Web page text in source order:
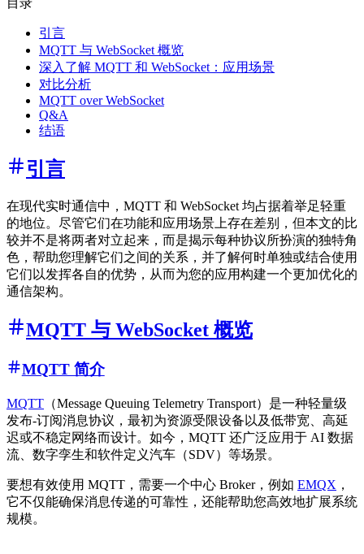
目录
引言
MQTT 与 WebSocket 概览
深入了解 MQTT 和 WebSocket：应用场景
对比分析
MQTT over WebSocket
Q&A
结语
引言
在现代实时通信中，MQTT 和 WebSocket 均占据着举足轻重
的地位。尽管它们在功能和应用场景上存在差别，但本文的比
较并不是将两者对立起来，而是揭示每种协议所扮演的独特角
色，帮助您理解它们之间的关系，并了解何时单独或结合使用
它们以发挥各自的优势，从而为您的应用构建一个更加优化的
通信架构。
MQTT 与 WebSocket 概览
MQTT 简介
MQTT （Message Queuing Telemetry Transport）是一种轻量级
发布-订阅消息协议，最初为资源受限设备以及低带宽、高延
迟或不稳定网络而设计。如今，MQTT 还广泛应用于 AI 数据
流、数字孪生和软件定义汽车（SDV）等场景。
要想有效使用 MQTT，需要一个中心 Broker，例如 EMQX ，
它不仅能确保消息传递的可靠性，还能帮助您高效地扩展系统
规模。